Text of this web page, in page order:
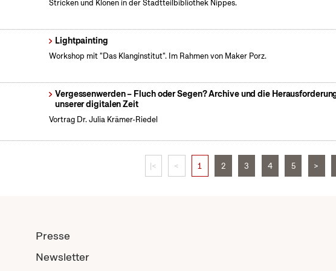
Stricken und Klönen in der Stadtteilbibliothek Nippes.
Lightpainting
Workshop mit "Das Klanginstitut". Im Rahmen von Maker Porz.
Vergessenwerden – Fluch oder Segen? Archive und die
unserer digitalen Zeit
Vortrag Dr. Julia Krämer-Riedel
|< < 1 2 3 4 5 >
Presse
Newsletter